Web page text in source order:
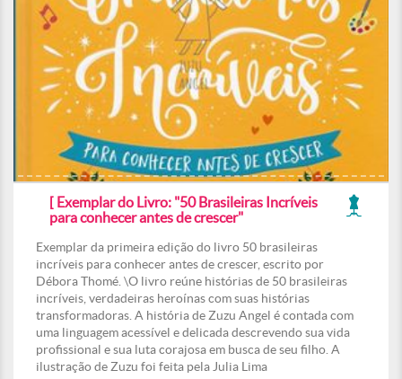
[ Exemplar do Livro: "50 Brasileiras Incríveis
para conhecer antes de crescer"
Exemplar da primeira edição do livro 50 brasileiras
incríveis para conhecer antes de crescer, escrito por
Débora Thomé. \O livro reúne histórias de 50 brasileiras
incríveis, verdadeiras heroínas com suas histórias
transformadoras. A história de Zuzu Angel é contada com
uma linguagem acessível e delicada descrevendo sua vida
profissional e sua luta corajosa em busca de seu filho. A
ilustração de Zuzu foi feita pela Julia Lima